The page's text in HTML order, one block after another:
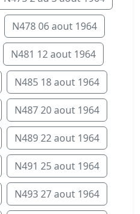
N478 06 aout 1964
N481 12 aout 1964
N485 18 aout 1964
N487 20 aout 1964
N489 22 aout 1964
N491 25 aout 1964
N493 27 aout 1964